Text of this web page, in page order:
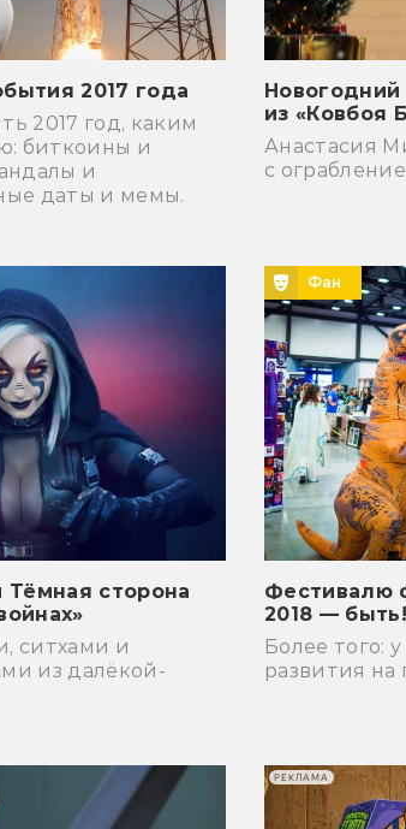
2017 года
2017 год, каким
биткоины и
и
даты и мемы.
из «Ковбоя
Анастасия
с
Тёмная сторона
ситхами и
из далёкой-
Фан
Фестивалю
2018 — быть!
Более того:
развития на
РЕКЛАМА